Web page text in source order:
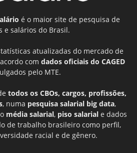
é o maior site de pesquisa de
e salários do Brasil.
atualizadas do mercado de
com dados oficiais do CAGED
pelo MTE.
todos os CBOs, cargos, profissões,
, numa pesquisa salarial big data,
média salarial, piso salarial e dados
de trabalho brasileiro como perfil,
racial e de gênero.